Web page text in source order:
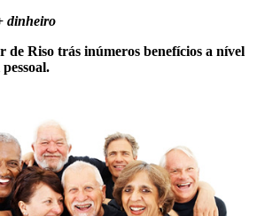
dinheiro
de Riso trás inúmeros benefícios a nível